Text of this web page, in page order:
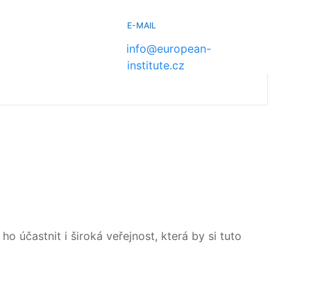
E-MAIL
info@european-
institute.cz
účastnit i široká veřejnost, která by si tuto